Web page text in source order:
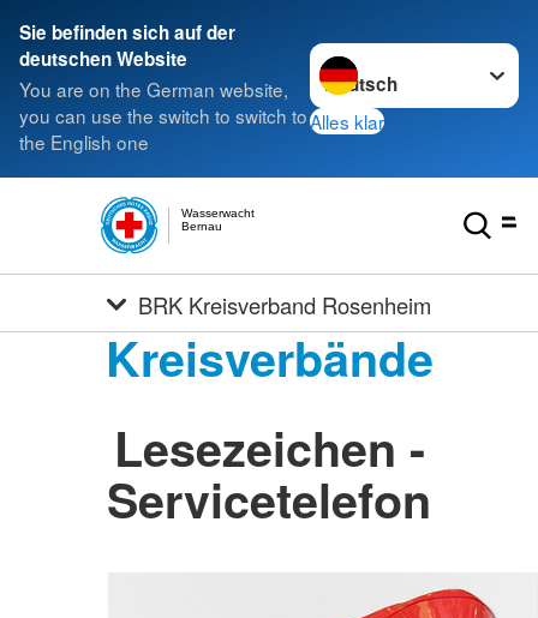
Sie befinden sich auf der
deutschen Website
You are on the German website,
you can use the switch to switch to
the English one
Sprache wechseln zu
Alles klar
Bernau
Wasserwacht
BRK Kreisverband Rosenheim
Kreisverbände
Lesezeichen -
Servicetelefon